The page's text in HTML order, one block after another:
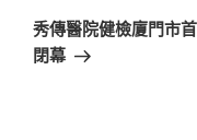
一
篇
秀傳醫院健檢廈門市
閉幕